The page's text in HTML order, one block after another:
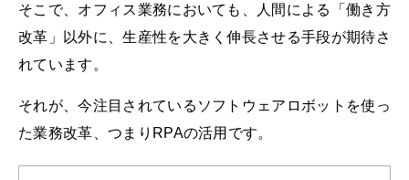
そこで、オフィス業務においても、人間による「働き方
改革」以外に、生産性を大きく伸長させる手段が期待さ
れています。
それが、今注目されているソフトウェアロボットを使っ
た業務改革、つまりRPAの活用です。